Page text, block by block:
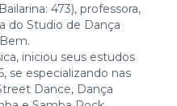
473), professora,
do Studio de Dança
iniciou seus estudos
se especializando nas
Dance, Dança